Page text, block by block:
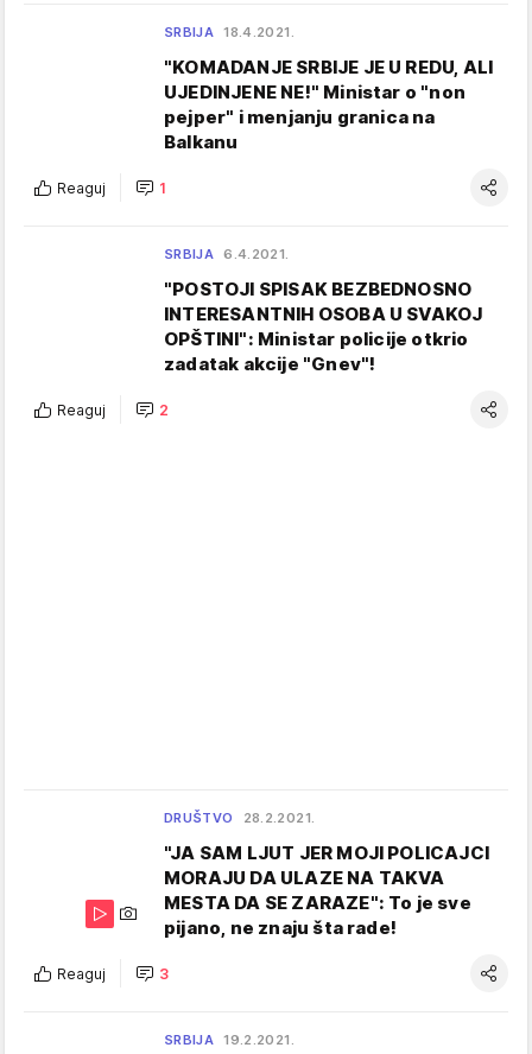
SRBIJA 18.4.2021.
"KOMADANJE SRBIJE JE U REDU, ALI
UJEDINJENE NE!" Ministar o "non
pejper" i menjanju granica na
Balkanu
Reaguj 1
SRBIJA 6.4.2021.
"POSTOJI SPISAK BEZBEDNOSNO
INTERESANTNIH OSOBA U SVAKOJ
OPŠTINI": Ministar policije otkrio
zadatak akcije "Gnev"!
Reaguj 2
DRUŠTVO 28.2.2021.
"JA SAM LJUT JER MOJI POLICAJCI
MORAJU DA ULAZE NA TAKVA
MESTA DA SE ZARAZE": To je sve
pijano, ne znaju šta rade!
Reaguj 3
SRBIJA 19.2.2021.